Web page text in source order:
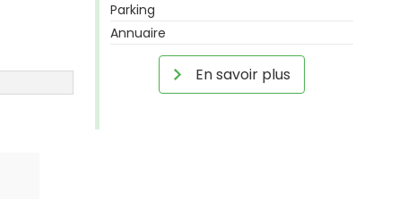
Parking
Annuaire
En savoir plus